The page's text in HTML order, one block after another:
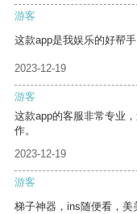
游客
这款app是我娱乐的好帮
2023-12-19
游客
这款app的客服非常专业
作。
2023-12-19
游客
梯子神器，ins随便看，美